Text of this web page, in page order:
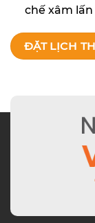
chế xâm
ĐẶT LỊCH